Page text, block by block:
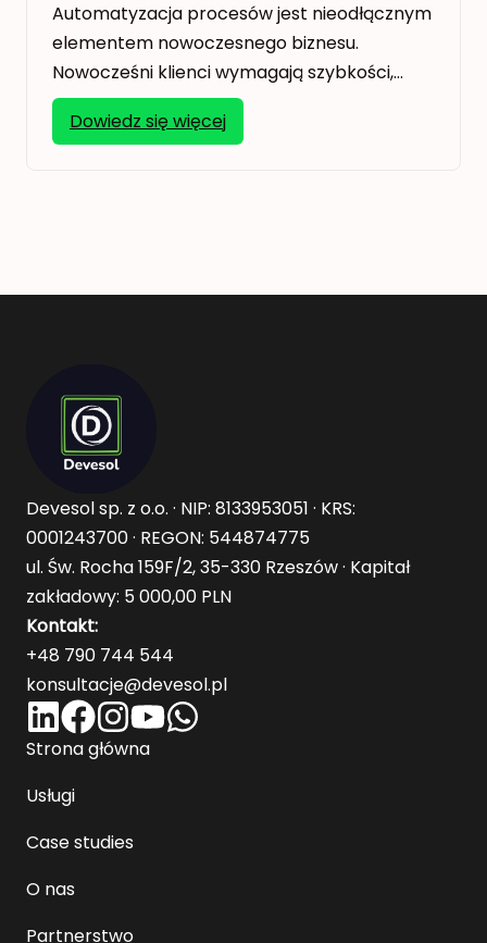
Automatyzacja procesów jest nieodłącznym
elementem nowoczesnego biznesu.
Nowocześni klienci wymagają szybkości,…
Dowiedz się więcej:
Jak
brać
Devesol sp. z o.o. · NIP: 8133953051 · KRS:
0001243700 · REGON: 544874775
ul. Św. Rocha 159F/2, 35-330 Rzeszów · Kapitał
zakładowy: 5 000,00 PLN
Kontakt:
+48 790 744 544
konsultacje@devesol.pl
Strona główna
Usługi
Case studies
O nas
Partnerstwo